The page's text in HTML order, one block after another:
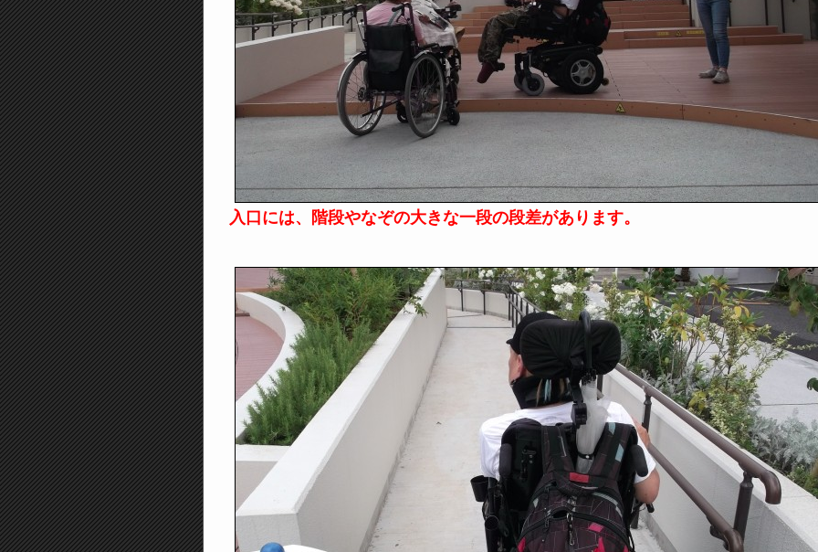
入口には、階段やなぞの大きな一段の段差があります。